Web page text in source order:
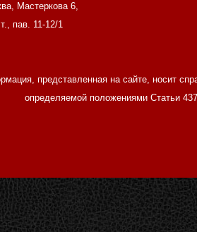
Мастеркова 6,
пав. 11-12/1
представленная на сайте, носит
определяемой положениями Статьи